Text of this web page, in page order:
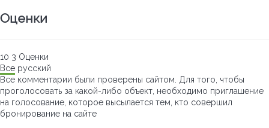
Оценки
10 3 Оценки
Все русский
Все комментарии были проверены сайтом. Для того, чтобы
проголосовать за какой-либо объект, необходимо приглашение
на голосование, которое высылается тем, кто совершил
бронирование на сайте